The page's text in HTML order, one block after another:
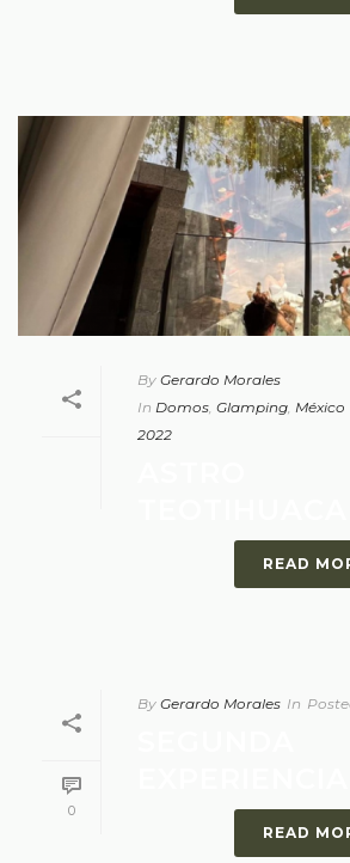
By Gerardo Morales
In Domos, Glamping, México
2022
READ
0
By Gerardo Morales In
READ